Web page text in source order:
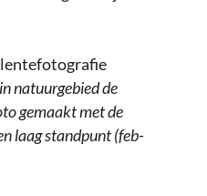
natuurgebied de
gemaakt met de
laag standpunt (feb-